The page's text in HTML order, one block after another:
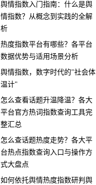
舆情指数入门指南：什么是舆
情指数？从概念到实践的全解
析
热度指数平台有哪些？各平台
数据优势与适用场景分析
舆情指数，数字时代的"社会体
温计"
怎么查看话题升温降温？各大
平台官方热词指数查询工具完
整汇总
怎么查话题热度走势？各大平
台热点指数查询入口与操作方
式大盘点
如何依托舆情热度指数研判舆